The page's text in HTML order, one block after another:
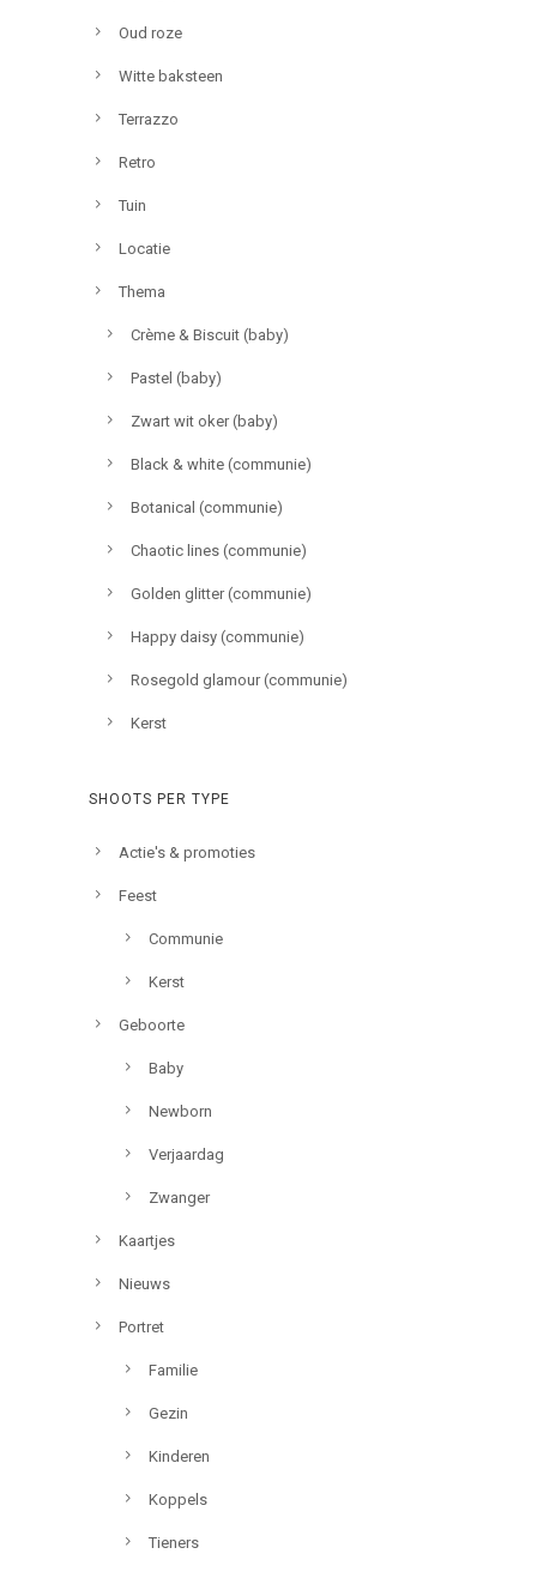
Oud roze
Witte baksteen
Terrazzo
Retro
Tuin
Locatie
Thema
Crème & Biscuit (baby)
Pastel (baby)
Zwart wit oker (baby)
Black & white (communie)
Botanical (communie)
Chaotic lines (communie)
Golden glitter (communie)
Happy daisy (communie)
Rosegold glamour (communie)
Kerst
SHOOTS PER TYPE
Actie's & promoties
Feest
Communie
Kerst
Geboorte
Baby
Newborn
Verjaardag
Zwanger
Kaartjes
Nieuws
Portret
Familie
Gezin
Kinderen
Koppels
Tieners